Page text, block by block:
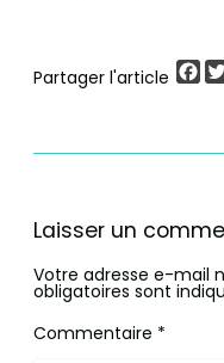
Partager l'article
Laisser un
Votre adresse e-mail
obligatoires sont
Commentaire *